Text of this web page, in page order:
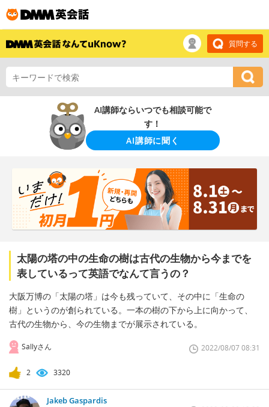
質問する
AI講師ならいつでも相談可能で
す！
AI講師に聞く
太陽の塔の中の生命の樹は古代の生物から今までを
表しているって英語でなんて言うの？
大阪万博の「太陽の塔」は今も残っていて、その中に「生命の
樹」というのが創られている。一本の樹の下から上に向かって、
古代の生物から、今の生物までが展示されている。
Sallyさん 2022/08/07 08:31
2 3320
Jakeb Gaspardis